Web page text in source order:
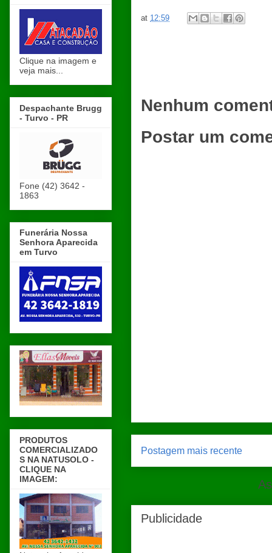
at 12:59
Nenhum
Postar um
Postagem mais recente
Publicidade
Clique na imagem e
veja mais...
Despachante Brugg
- Turvo - PR
Fone (42) 3642 -
1863
Funerária Nossa
Senhora Aparecida
em Turvo
PRODUTOS
COMERCIALIZADO
S NA NATUSOLO -
CLIQUE NA
IMAGEM: